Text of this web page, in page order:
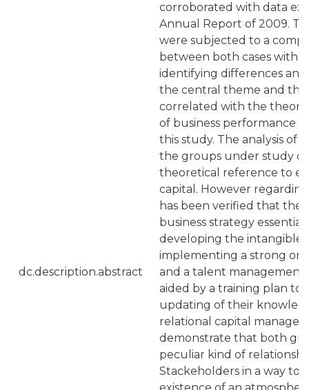
dc.description.abstract
corroborated with data
Annual Report of 2009.
were subjected to a
between both cases with
identifying differences
the central theme and the
correlated with the
of business performance
this study. The analysis of
the groups under study
theoretical reference to
capital. However
has been verified that the
business strategy
developing the intangible
implementing a strong
and a talent management
aided by a training plan to
updating of their
relational capital
demonstrate that both
peculiar kind of
Stackeholders in a way to